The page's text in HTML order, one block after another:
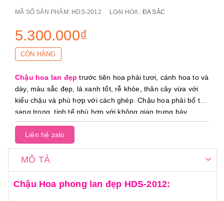
MÃ SỐ SẢN PHẨM: HDS-2012 LOẠI HOA : ĐA SẮC
5.300.000₫
CÒN HÀNG
Chậu hoa lan đẹp trước tiên hoa phải tươi, cánh hoa to và
dày, màu sắc đẹp, lá xanh tốt, rễ khỏe, thân cây vừa với
kiểu chậu và phù hợp với cách ghép. Chậu hoa phải bố trí
sang trọng, tinh tế phù hợp với không gian trưng bày.
Liên hệ zalo
MÔ TẢ
Chậu Hoa phong lan đẹp HDS-2012: